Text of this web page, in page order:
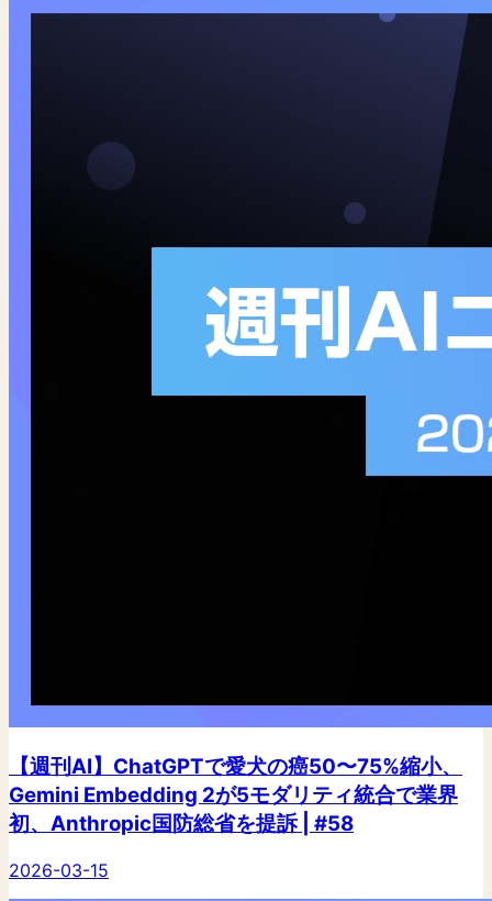
【週刊AI】ChatGPTで愛犬の癌50〜75%縮小、
Gemini Embedding 2が5モダリティ統合で業界
初、Anthropic国防総省を提訴 | #58
2026-03-15